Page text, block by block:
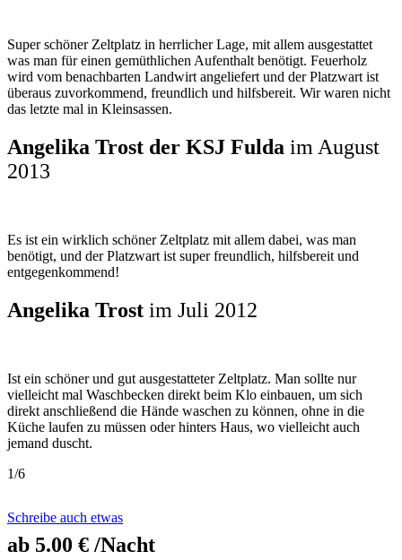
Super schöner Zeltplatz in herrlicher Lage, mit allem ausgestattet
was man für einen gemüthlichen Aufenthalt benötigt. Feuerholz
wird vom benachbarten Landwirt angeliefert und der Platzwart ist
überaus zuvorkommend, freundlich und hilfsbereit. Wir waren nicht
das letzte mal in Kleinsassen.
Angelika Trost der KSJ Fulda im August
2013
Es ist ein wirklich schöner Zeltplatz mit allem dabei, was man
benötigt, und der Platzwart ist super freundlich, hilfsbereit und
entgegenkommend!
Angelika Trost im Juli 2012
Ist ein schöner und gut ausgestatteter Zeltplatz. Man sollte nur
vielleicht mal Waschbecken direkt beim Klo einbauen, um sich
direkt anschließend die Hände waschen zu können, ohne in die
Küche laufen zu müssen oder hinters Haus, wo vielleicht auch
jemand duscht.
1/6
Schreibe auch etwas
ab 5.00 € /Nacht